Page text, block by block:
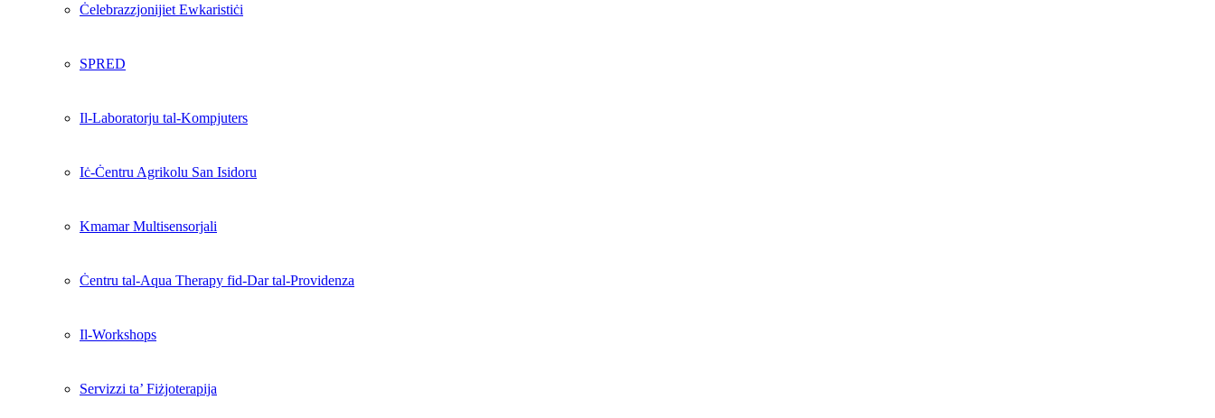
Ċelebrazzjonijiet Ewkaristiċi
SPRED
Il-Laboratorju tal-Kompjuters
Iċ-Ċentru Agrikolu San Isidoru
Kmamar Multisensorjali
Ċentru tal-Aqua Therapy fid-Dar tal-Providenza
Il-Workshops
Servizzi ta’ Fiżjoterapija